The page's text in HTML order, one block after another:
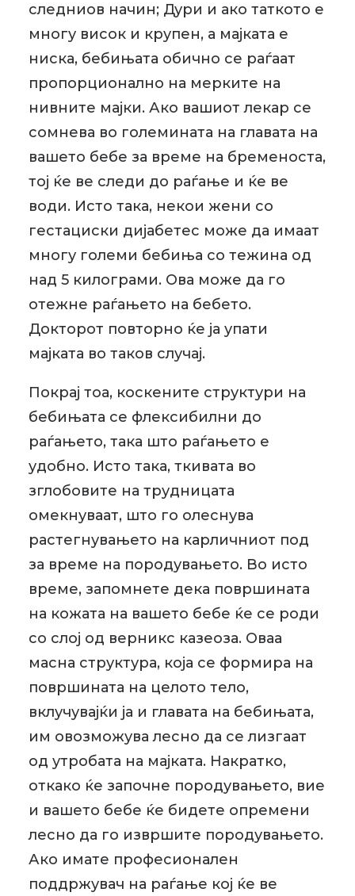
следниов начин; Дури и ако таткото е
многу висок и крупен, а мајката е
ниска, бебињата обично се раѓаат
пропорционално на мерките на
нивните мајки. Ако вашиот лекар се
сомнева во големината на главата на
вашето бебе за време на бременоста,
тој ќе ве следи до раѓање и ќе ве
води. Исто така, некои жени со
гестациски дијабетес може да имаат
многу големи бебиња со тежина од
над 5 килограми. Ова може да го
отежне раѓањето на бебето.
Докторот повторно ќе ја упати
мајката во таков случај.
Покрај тоа, коскените структури на
бебињата се флексибилни до
раѓањето, така што раѓањето е
удобно. Исто така, ткивата во
зглобовите на трудницата
омекнуваат, што го олеснува
растегнувањето на карличниот под
за време на породувањето. Во исто
време, запомнете дека површината
на кожата на вашето бебе ќе се роди
со слој од верникс казеоза. Оваа
масна структура, која се формира на
површината на целото тело,
вклучувајќи ја и главата на бебињата,
им овозможува лесно да се лизгаат
од утробата на мајката. Накратко,
откако ќе започне породувањето, вие
и вашето бебе ќе бидете опремени
лесно да го извршите породувањето.
Ако имате професионален
поддржувач на раѓање кој ќе ве